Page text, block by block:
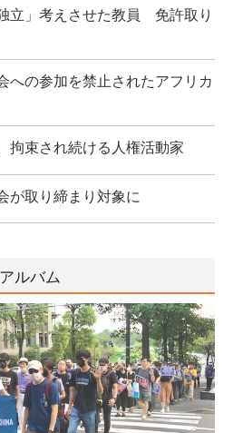
立」考えさせた教員 免許取り
への参加を禁止されたアフリカ
拘束され続ける人権活動家
が取り締まり対象に
アルバム